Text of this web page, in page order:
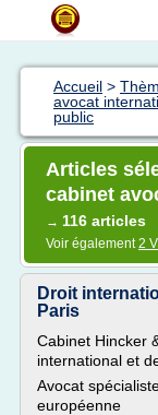
Accueil >
avocat
public
Articles
cabinet
→ 116 articles
Voir également2
Droit
Paris
Cabinet Hincker
international et
Avocat
européenne